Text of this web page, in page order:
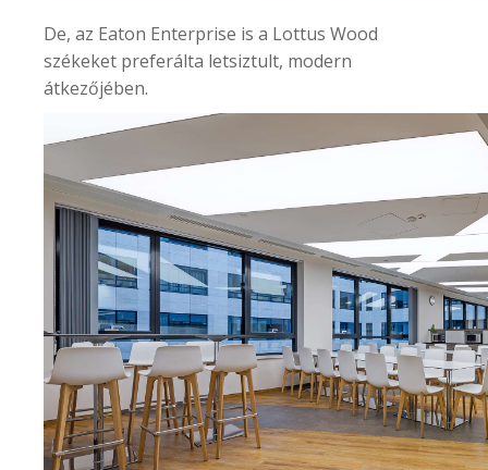
De, az Eaton Enterprise is a Lottus Wood
székeket preferálta letsiztult, modern
átkezőjében.